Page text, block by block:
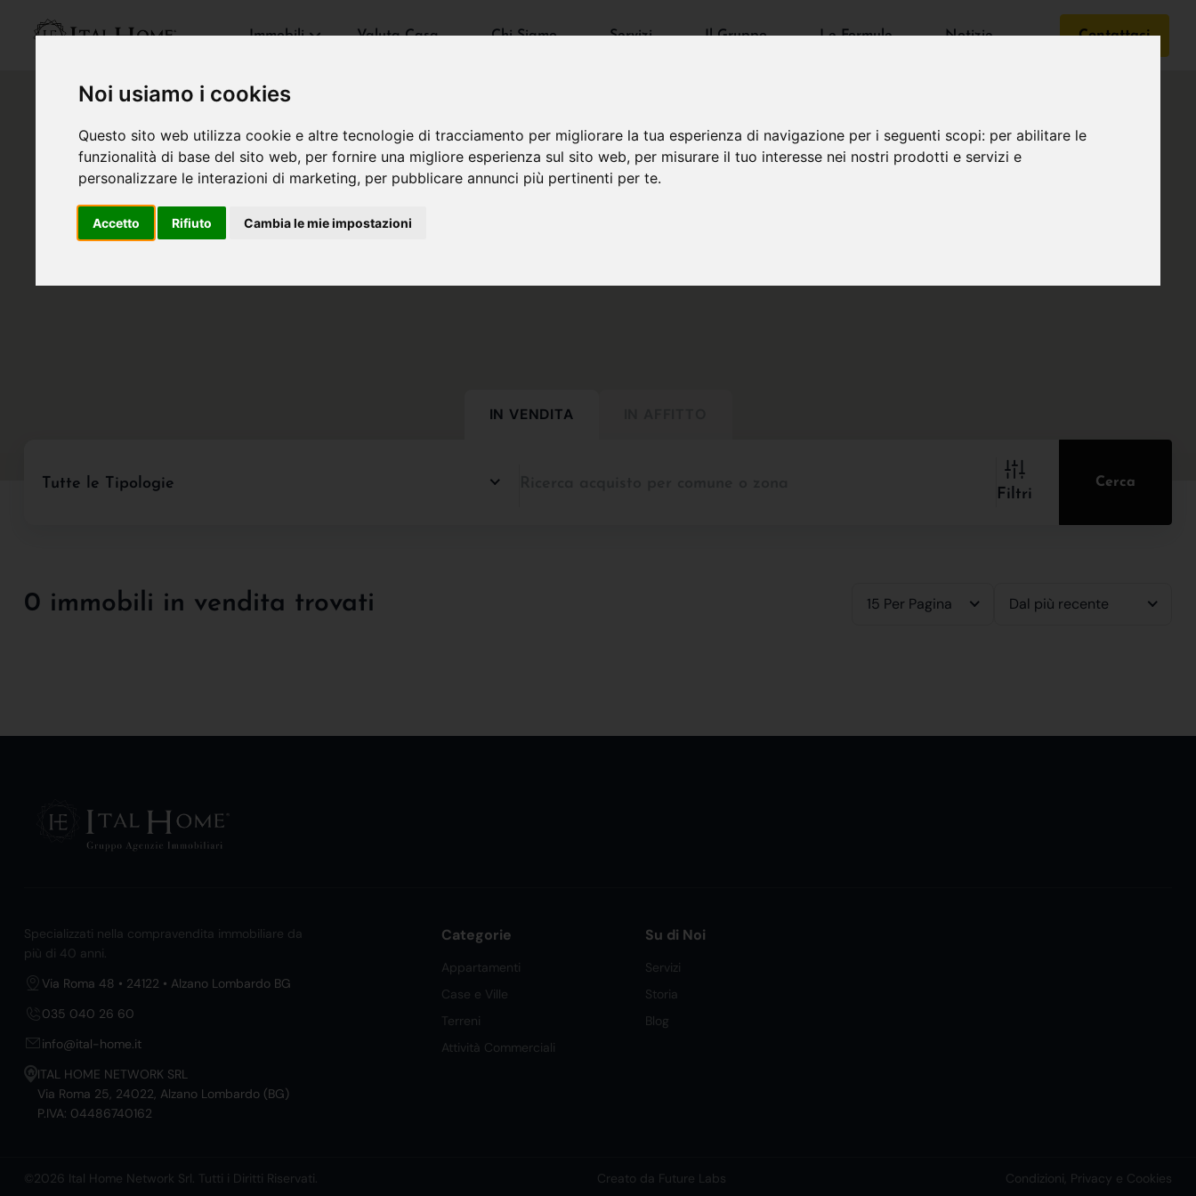
Noi usiamo i cookies
Questo sito web utilizza cookie e altre tecnologie di tracciamento per migliorare la tua esperienza di navigazione per i seguenti scopi: per abilitare le
funzionalità di base del sito web, per fornire una migliore esperienza sul sito web, per misurare il tuo interesse nei nostri prodotti e servizi e
personalizzare le interazioni di marketing, per pubblicare annunci più pertinenti per te.
Accetto Rifiuto Cambia le mie impostazioni
Immobili Valuta Casa Chi Siamo Servizi Il Gruppo Le Formule Notizie Contattaci
IN VENDITA
Tutte le Tipologie
Filtri
Cerca
0 immobili in vendita trovati 15 Per Pagina Dal più recente
Specializzati nella compravendita immobiliare da
più di 40 anni.
Via Roma 48 • 24122 • Alzano Lombardo BG
035 040 26 60
info@ital-home.it
ITAL HOME NETWORK SRL
Via Roma 25, 24022, Alzano Lombardo (BG)
P.IVA: 04486740162
Categorie
Appartamenti
Case e Ville
Terreni
Attività Commerciali
Su di Noi
Servizi
Storia
Blog
©2026 Ital Home Network Srl. Tutti i Diritti Riservati. Creato da Future Labs Condizioni, Privacy e Cookies